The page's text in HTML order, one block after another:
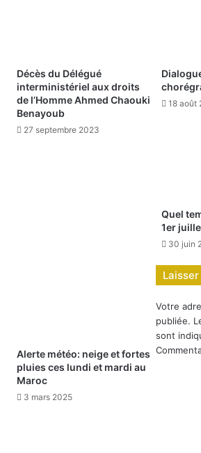
Décès du Délégué
interministériel aux droits
de l’Homme Ahmed Chaouki
Benayoub
27 septembre 2023
18 août
Quel
1er
30 juin
Alerte météo: neige et fortes
pluies ces lundi et mardi au
Maroc
3 mars 2025
Votre
publiée.
sont